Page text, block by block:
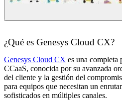
¿Qué es Genesys Cloud CX?
Genesys Cloud CX es una completa
CCaaS, conocida por su avanzada
del cliente y la gestión del
para equipos que necesitan un
sofisticados en múltiples canales.